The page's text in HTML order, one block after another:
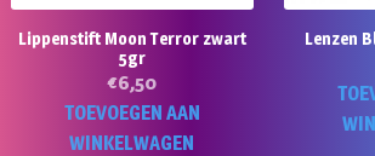
Lippenstift Moon Terror zwart
5gr
€6,50
TOEVOEGEN AAN
WINKELWAGEN
Lenzen